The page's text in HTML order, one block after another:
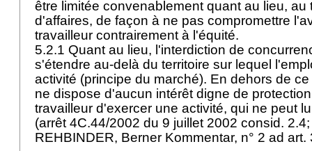
être limitée convenablement quant au lieu, au
d'affaires, de façon à ne pas compromettre
travailleur contrairement à l'équité.
5.2.1 Quant au lieu, l'interdiction de
s'étendre au-delà du territoire sur lequel
activité (principe du marché). En dehors de
ne dispose d'aucun intérêt digne de
travailleur d'exercer une activité, qui ne peut
(arrêt 4C.44/2002 du 9 juillet 2002 consid.
REHBINDER, Berner Kommentar, n° 2 ad art.